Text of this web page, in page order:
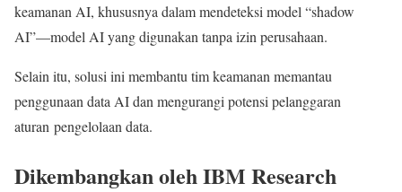
keamanan AI, khususnya dalam mendeteksi model “shadow
AI”—model AI yang digunakan tanpa izin perusahaan.
Selain itu, solusi ini membantu tim keamanan memantau
penggunaan data AI dan mengurangi potensi pelanggaran
aturan pengelolaan data.
Dikembangkan oleh IBM Research